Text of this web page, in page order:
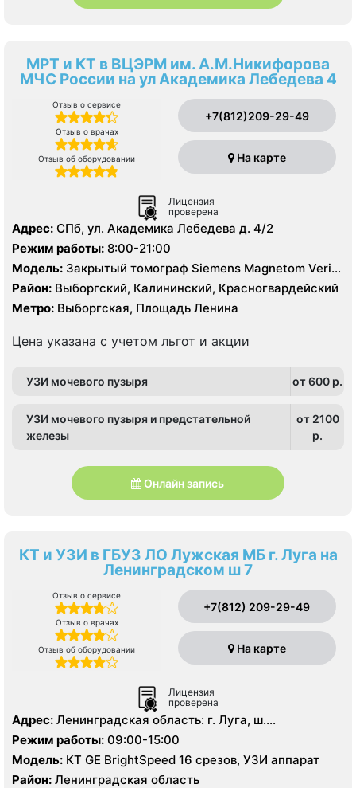
МРТ и КТ в ВЦЭРМ им. А.М.Никифорова
МЧС России на ул Академика Лебедева 4
Отзыв о сервисе
Отзыв о врачах
Отзыв об оборудовании
+7(812)209-29-49
На карте
Лицензия
проверена
Адрес: СПб, ул. Академика Лебедева д. 4/2
Режим работы: 8:00-21:00
Модель: Закрытый томограф Siemens Magnetom Verio
3.0 Тесла, КТ Siemens Somatom Definition 64 среза
Район: Выборгский, Калининский, Красногвардейский
Метро: Выборгская, Площадь Ленина
Цена указана с учетом льгот и акции
УЗИ мочевого пузыря от 600 p.
УЗИ мочевого пузыря и предстательной
железы
от 2100
p.
Онлайн запись
КТ и УЗИ в ГБУЗ ЛО Лужская МБ г. Луга на
Ленинградском ш 7
Отзыв о сервисе
Отзыв о врачах
Отзыв об оборудовании
+7(812) 209-29-49
На карте
Лицензия
проверена
Адрес: Ленинградская область: г. Луга, ш.
Ленинградское д. 7
Режим работы: 09:00-15:00
Модель: КТ GE BrightSpeed 16 срезов, УЗИ аппарат
Район: Ленинградская область